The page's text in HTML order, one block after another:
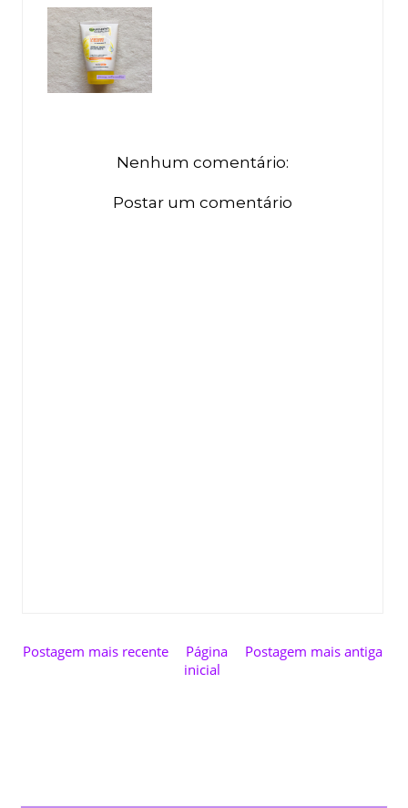
Nenhum comentário:
Postar um comentário
Postagem mais recente Postagem mais antiga
Página
inicial